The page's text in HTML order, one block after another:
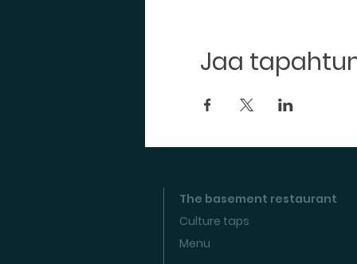
Jaa
The basement restaurant
Culture taps
Menu